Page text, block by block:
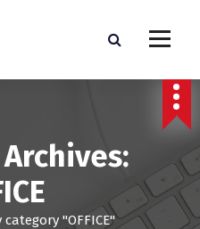
category "OFFICE"